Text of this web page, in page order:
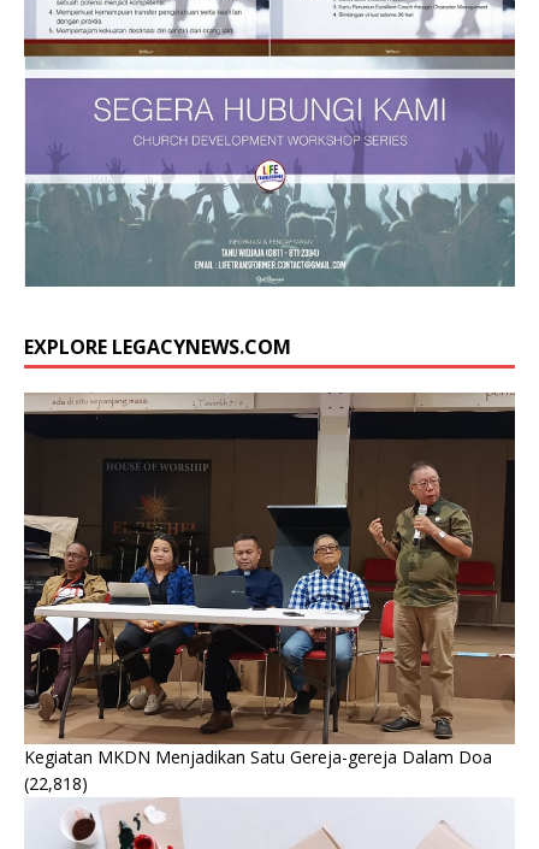
EXPLORE LEGACYNEWS.COM
Kegiatan MKDN Menjadikan Satu Gereja-gereja Dalam Doa
(22,818)